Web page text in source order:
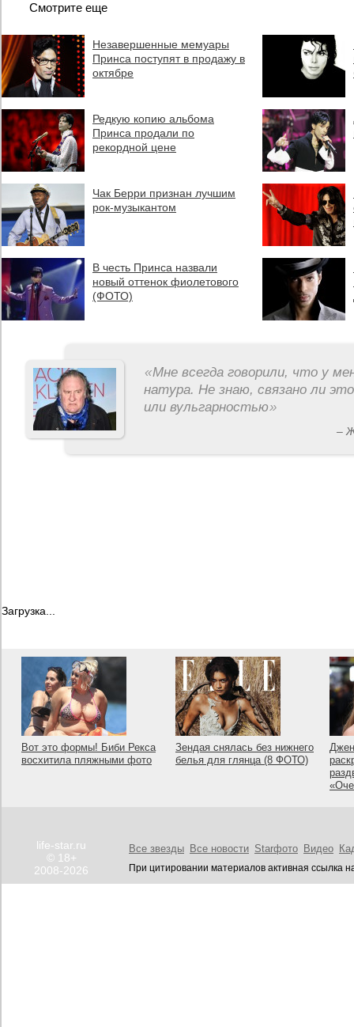
Смотрите еще
Незавершенные мемуары
Принса поступят в продажу в
октябре
Редкую копию альбома
Принса продали по
рекордной цене
Чак Берри признан лучшим
рок-музыкантом
В честь Принса назвали
новый оттенок фиолетового
(ФОТО)
«Мне всегда говорили, что у
натура. Не знаю, связано ли
или вульгарностью»
–
Загрузка...
Вот это формы! Биби Рекса
восхитила пляжными фото
Зендая снялась без нижнего
белья для глянца (8 ФОТО)
life-star.ru
© 18+
2008-2026
Все звезды Все новости Starфото Видео
При цитировании материалов активная ссылка